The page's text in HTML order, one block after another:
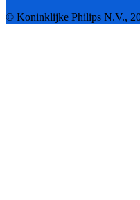
© Koninklijke Philips N.V.,